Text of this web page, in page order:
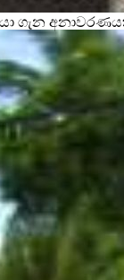
ගැන